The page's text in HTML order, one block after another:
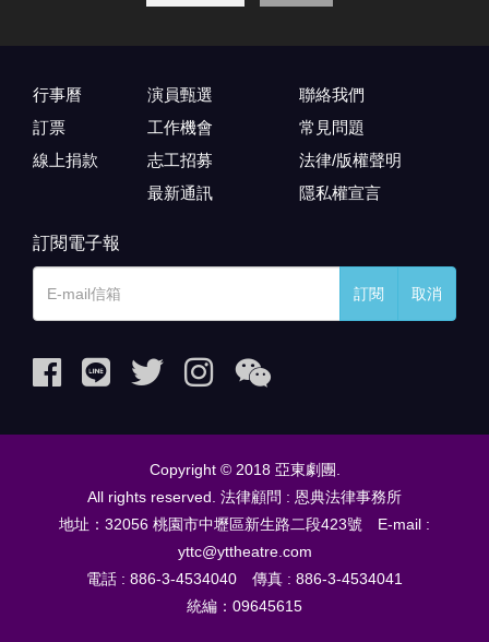
行事曆
訂票
線上捐款
演員甄選
工作機會
志工招募
最新通訊
聯絡我們
常見問題
法律/版權聲明
隱私權宣言
訂閱電子報
訂閱 取消
Copyright © 2018 亞東劇團.
All rights reserved. 法律顧問 : 恩典法律事務所
地址：32056 桃園市中壢區新生路二段423號 E-mail :
yttc@yttheatre.com
電話 : 886-3-4534040 傳真 : 886-3-4534041
統編：09645615